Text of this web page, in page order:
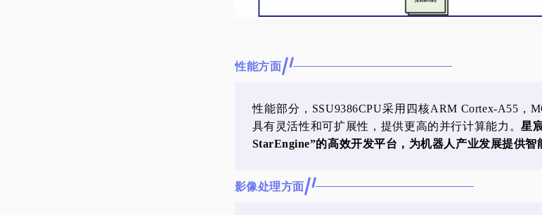
性能方面
性能部分，SSU9386CPU采用四核ARM Cortex-A55，
具有灵活性和可扩展性，提供更高的并行计算能力。星
StarEngine”的高效开发平台，为机器人产业发展提供智
影像处理方面